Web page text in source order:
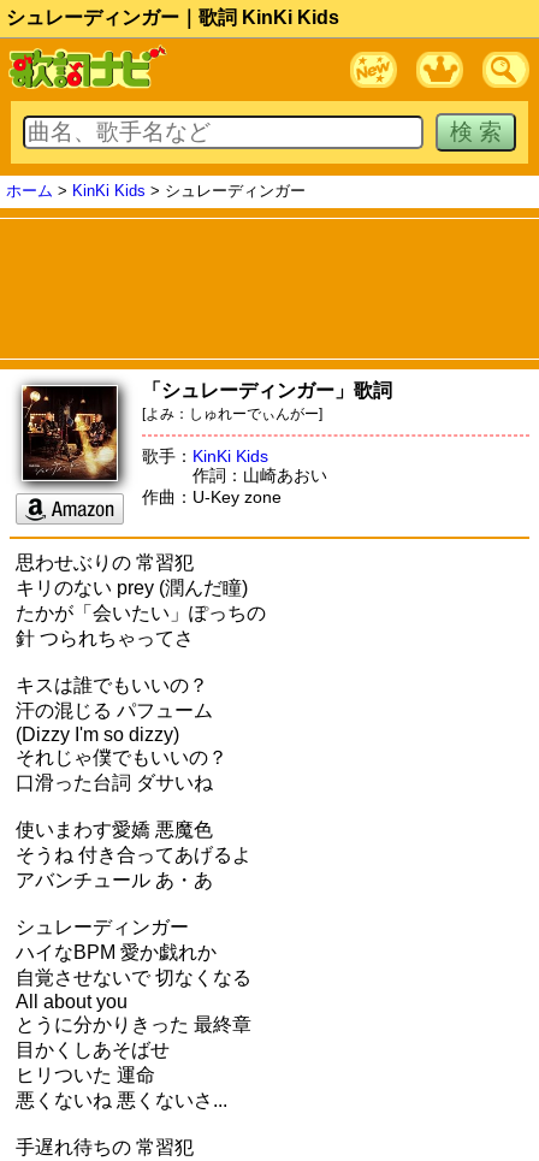
シュレーディンガー｜歌詞 KinKi Kids
ホーム > KinKi Kids > シュレーディンガー
「シュレーディンガー」歌詞
[よみ：しゅれーでぃんがー]
歌手： KinKi Kids
作詞：山崎あおい
作曲：U-Key zone
思わせぶりの 常習犯
キリのない prey (潤んだ瞳)
たかが「会いたい」ぽっちの
針 つられちゃってさ
キスは誰でもいいの？
汗の混じる パフューム
(Dizzy I'm so dizzy)
それじゃ僕でもいいの？
口滑った台詞 ダサいね
使いまわす愛嬌 悪魔色
そうね 付き合ってあげるよ
アバンチュール あ・あ
シュレーディンガー
ハイなBPM 愛か戯れか
自覚させないで 切なくなる
All about you
とうに分かりきった 最終章
目かくしあそばせ
ヒリついた 運命
悪くないね 悪くないさ...
手遅れ待ちの 常習犯